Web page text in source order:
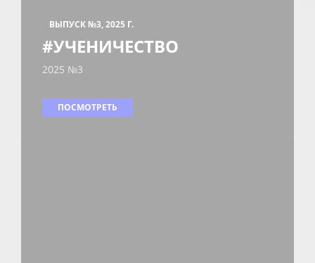
ВЫПУСК №3, 2025 Г.
#УЧЕНИЧЕСТВО
2025 №3
ПОСМОТРЕТЬ